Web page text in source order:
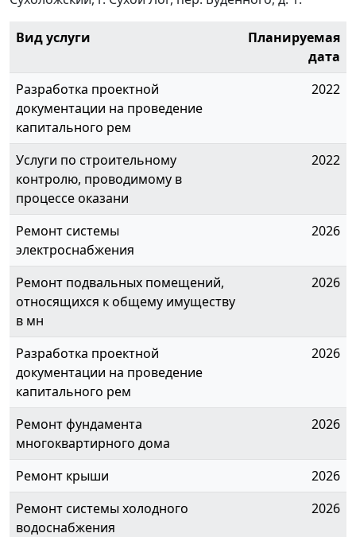
Вид услуги
Планируемая
дата
Разработка проектной
документации на проведение
капитального рем
2022
Услуги по строительному
контролю, проводимому в
процессе оказани
2022
Ремонт системы
электроснабжения
2026
Ремонт подвальных помещений,
относящихся к общему имуществу
в мн
2026
Разработка проектной
документации на проведение
капитального рем
2026
Ремонт фундамента
многоквартирного дома
2026
Ремонт крыши
2026
Ремонт системы холодного
водоснабжения
2026